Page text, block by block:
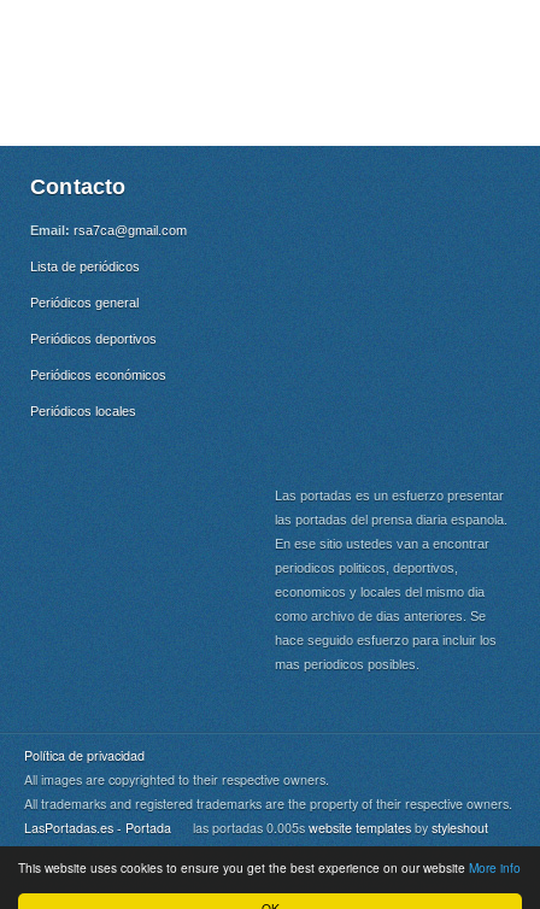
This website uses cookies to ensure you get the best experience on our website More info
Contacto
Email: rsa7ca@gmail.com
Lista de periódicos
Periódicos general
Periódicos deportivos
Periódicos económicos
Periódicos locales
Las portadas es un esfuerzo presentar
las portadas del prensa diaria espanola.
En ese sitio ustedes van a encontrar
periodicos politicos, deportivos,
economicos y locales del mismo dia
como archivo de dias anteriores. Se
hace seguido esfuerzo para incluir los
mas periodicos posibles.
Política de privacidad
All images are copyrighted to their respective owners.
All trademarks and registered trademarks are the property of their respective owners.
LasPortadas.es - Portada las portadas 0.005s website templates by styleshout